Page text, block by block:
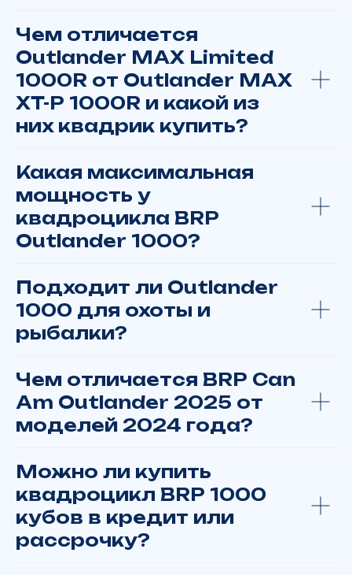
Чем отличается
Outlander MAX Limited
1000R от Outlander MAX
XT-P 1000R и какой из
них квадрик купить?
Какая максимальная
мощность у
квадроцикла BRP
Outlander 1000?
Подходит ли Outlander
1000 для охоты и
рыбалки?
Чем отличается BRP Can
Am Outlander 2025 от
моделей 2024 года?
Можно ли купить
квадроцикл BRP 1000
кубов в кредит или
рассрочку?
Спросите у нас
Или заполните форму, чтобы мы вам
перезвонили
+7 902 816 16 50
Сомневаетесь в выборе или есть
вопросы по доставке?
Свяжитесь с нами
Отдел запчастей: